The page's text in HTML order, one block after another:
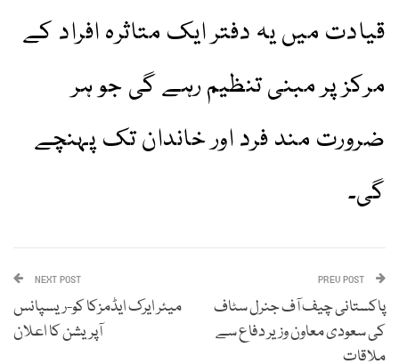
قیادت میں یہ دفتر ایک متاثرہ افراد کے
مرکز پر مبنی تنظیم رہے گی جو ہر
ضرورت مند فرد اور خاندان تک پہنچے
گی۔
پاکستانی چیف آف جنرل سٹاف
کی سعودی معاون وزیر دفاع سے
ملاقات
NEXT POST
میئر ایرک ایڈمزکا کو-ریسپانس
آپریشن کا اعلان